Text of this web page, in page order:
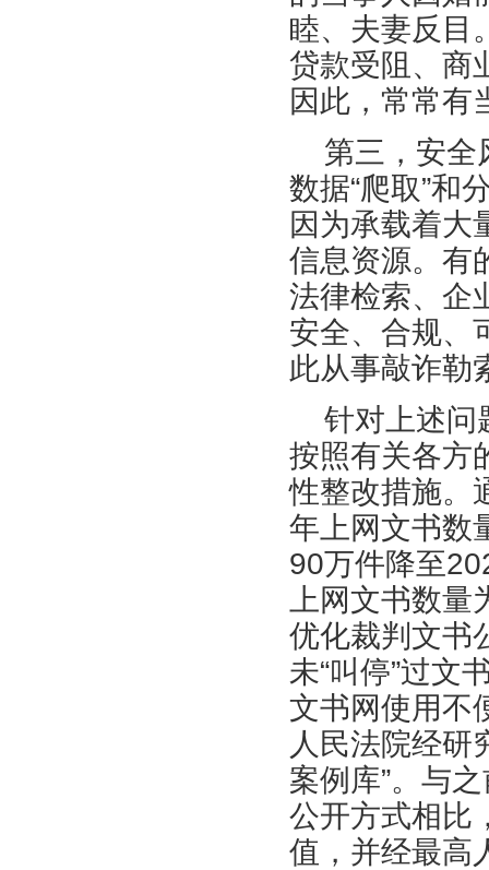
睦、夫妻反目
贷款受阻、商
因此，常常有
第三，安全
数据“爬取”和
因为承载着大
信息资源。有
法律检索、企
安全、合规、
此从事敲诈勒
针对上述问
按照有关各方
性整改措施。
年上网文书数
90万件降至
上网文书数量
优化裁判文书
未“叫停”过文
文书网使用不
人民法院经研
案例库”。与
公开方式相比
值，并经最高